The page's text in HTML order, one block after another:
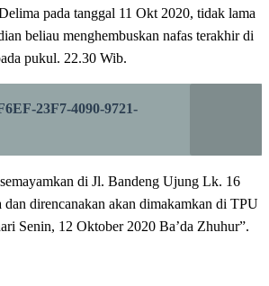
pada tanggal 11 Okt 2020, tidak lama
beliau menghembuskan nafas terakhir di
pukul. 22.30 Wib.
23F7-4090-9721-
di Jl. Bandeng Ujung Lk. 16
direncanakan akan dimakamkan di TPU
Senin, 12 Oktober 2020 Ba’da Zhuhur”.